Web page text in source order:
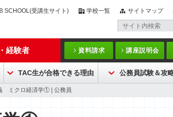
SCHOOL(受講生サイト) 学校一覧 サイトマップ
経験者 資料請求 講座説明会
TAC生が合格できる理由 公務員試験＆攻
ミクロ経済学① | 公務員